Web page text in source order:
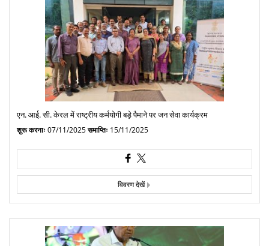
एन. आई. सी. केरल में राष्ट्रीय कर्मयोगी बड़े पैमाने पर जन सेवा कार्यक्रम
शुरू करनाः 07/11/2025समाप्तिः 15/11/2025
विवरण देखें